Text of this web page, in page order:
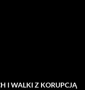
I WALKI Z KORUPCJĄ